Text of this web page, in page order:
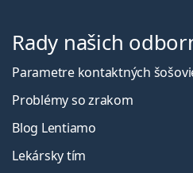
Rady našich
Parametre kontaktných
Problémy so zrakom
Blog Lentiamo
Lekársky tím